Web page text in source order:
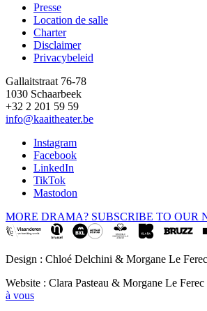
Footer
Presse
Location de salle
Charter
Disclaimer
Privacybeleid
Gallaitstraat 76-78
1030 Schaarbeek
+32 2 201 59 59
info@kaaitheater.be
Instagram
Facebook
LinkedIn
TikTok
Mastodon
MORE DRAMA? SUBSCRIBE TO OUR
Design : Chloé Delchini & Morgane Le Ferec
Website : Clara Pasteau & Morgane Le
à vous